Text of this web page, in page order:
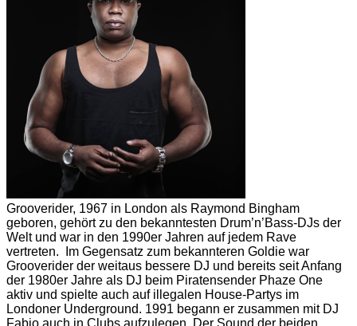
Grooverider, 1967 in London als Raymond Bingham
geboren, gehört zu den bekanntesten Drum’n’Bass-DJs der
Welt und war in den 1990er Jahren auf jedem Rave
vertreten. Im Gegensatz zum bekannteren Goldie war
Grooverider der weitaus bessere DJ und bereits seit Anfang
der 1980er Jahre als DJ beim Piratensender Phaze One
aktiv und spielte auch auf illegalen House-Partys im
Londoner Underground. 1991 begann er zusammen mit DJ
Fabio auch in Clubs aufzulegen. Der Sound der beiden